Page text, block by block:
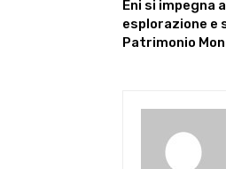
Eni si impegna
esplorazione e
Patrimonio